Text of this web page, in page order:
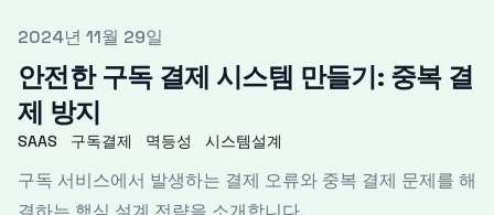
Published on
2024년 11월 29일
안전한 구독 결제 시스템 만들기: 중복 결
제 방지
SAAS 구독결제 멱등성 시스템설계
구독 서비스에서 발생하는 결제 오류와 중복 결제 문제를 해